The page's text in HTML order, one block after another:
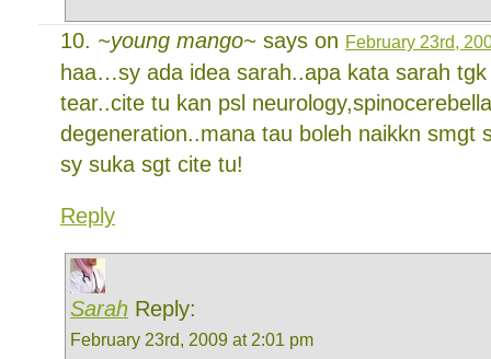
~young mango~ says on February 23rd,
haa…sy ada idea sarah..apa kata sarah
tear..cite tu kan psl
degeneration..mana tau boleh naikkn smgt
sy suka sgt cite tu!
Reply
Sarah Reply:
February 23rd, 2009 at 2:01 pm